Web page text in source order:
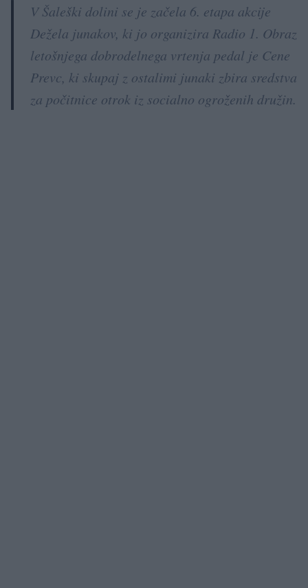
V Šaleški dolini se je začela 6. etapa akcije
Dežela junakov, ki jo organizira Radio 1. Obraz
letošnjega dobrodelnega vrtenja pedal je Cene
Prevc, ki skupaj z ostalimi junaki zbira sredstva
za počitnice otrok iz socialno ogroženih družin.